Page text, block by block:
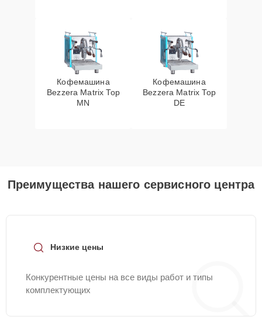
Кофемашина
Bezzera Matrix Top
MN
Кофемашина
Bezzera Matrix Top
DE
Преимущества нашего сервисного центра
Низкие цены
Конкурентные цены на все виды работ и типы
комплектующих